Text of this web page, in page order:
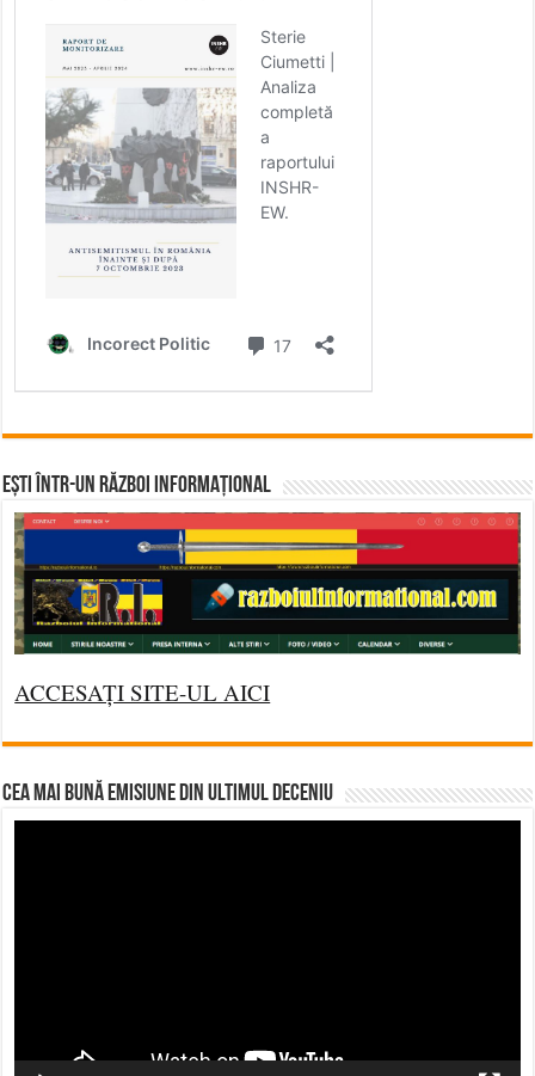
Ești într-un RĂZBOI INFORMAȚIONAL
ACCESAȚI SITE-UL AICI
CEA MAI BUNĂ EMISIUNE DIN ULTIMUL DECENIU